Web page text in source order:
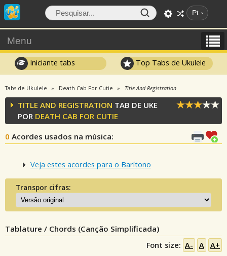
Pt
Menu
Iniciante tabs Top Tabs de Ukulele
Tabs de Ukulele Death Cab For Cutie Title And Registration
TITLE AND REGISTRATION TAB DE UKE
POR DEATH CAB FOR CUTIE
0 Acordes usados na música:
Veja estes acordes para o Barítono
Transpor cifras:
Tablature / Chords (Canção Simplificada)
Font size: A- A A+